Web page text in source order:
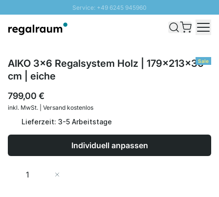
Service: +49 6245 945960
Schnelle Lieferung - Gratis Versand ab 100€
Sale
AIKO 3x6 Regalsystem Holz | 179x213x36
cm | eiche
799,00 €
inkl. MwSt. | Versand kostenlos
Lieferzeit: 3-5 Arbeitstage
Individuell anpassen
Menge